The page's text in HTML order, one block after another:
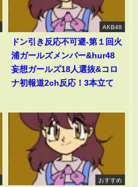
AKB48
ドン引き反応不可避-第１回火
浦ガールズメンバー&hur48
妄想ガールズ18人選抜&コロ
ナ初報道2ch反応！3本立て
おすすめ